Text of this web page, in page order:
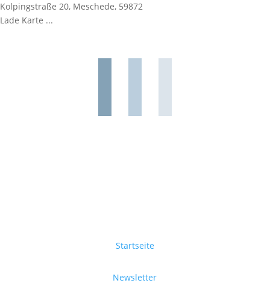
Kolpingstraße 20, Meschede, 59872
Lade Karte ...
Startseite
Newsletter